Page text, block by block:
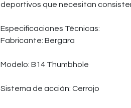
deportivos que necesitan
Especificaciones Técnicas:
Fabricante: Bergara
Modelo: B14 Thumbhole
Sistema de acción: Cerrojo